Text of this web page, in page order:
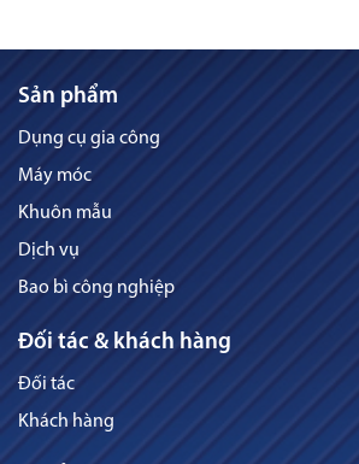
Sản phẩm
Dụng cụ gia công
Máy móc
Khuôn mẫu
Dịch vụ
Bao bì công nghiệp
Đối tác & khách hàng
Đối tác
Khách hàng